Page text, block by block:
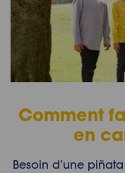
Comment
en
Besoin d’une